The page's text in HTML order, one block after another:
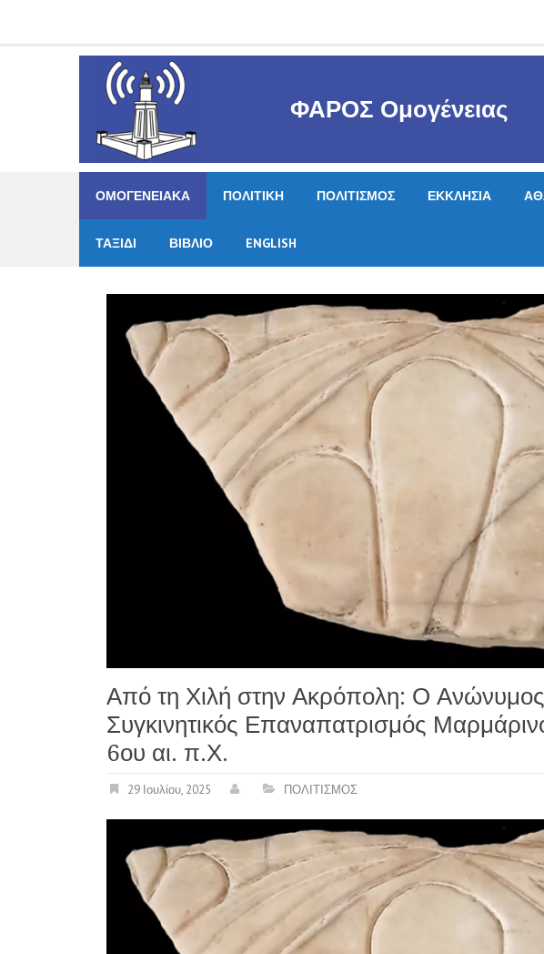
ΦΑΡΟΣ Ομογένειας
ΟΜΟΓΕΝΕΙΑΚΑ ΠΟΛΙΤΙΚΗ ΠΟΛΙΤΙΣΜΟΣ ΕΚΚΛΗΣΙΑ
ΤΑΞΙΔΙ ΒΙΒΛΙΟ ENGLISH
Από τη Χιλή στην Ακρόπολη: Ο
Συγκινητικός Επαναπατρισμός
6ου αι. π.Χ.
29 Ιουλίου, 2025 ΠΟΛΙΤΙΣΜΟΣ